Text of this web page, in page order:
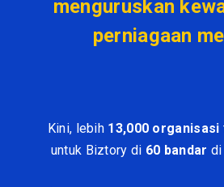
menguruskan
perniagaan
Kini, lebih 13,000 organisasi
untuk Biztory di 60 bandar di